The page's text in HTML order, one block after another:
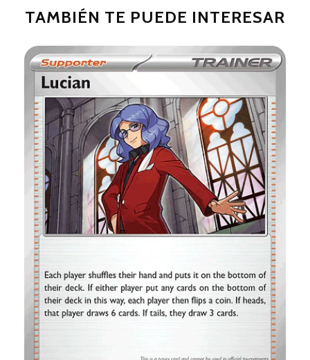
TAMBIÉN TE PUEDE INTERESAR